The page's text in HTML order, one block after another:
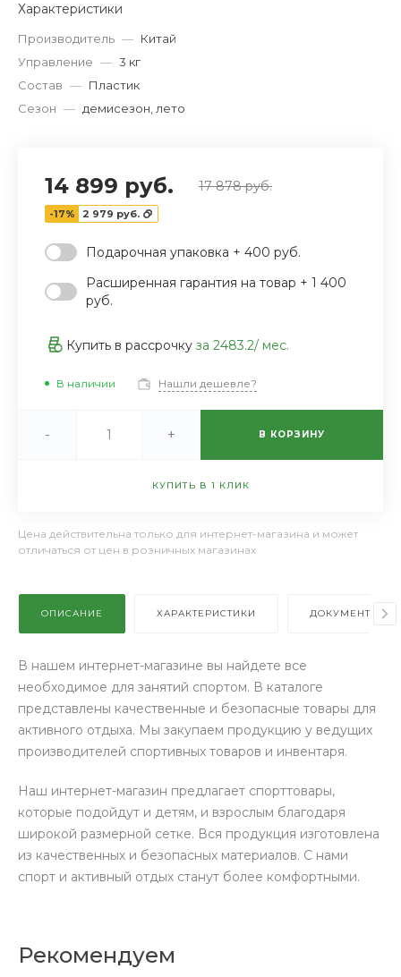
Характеристики
Производитель — Китай
Управление — 3 кг
Состав — Пластик
Сезон — демисезон, лето
14 899 руб. 17 878 руб.
-17% 2 979 руб.
Подарочная упаковка + 400 руб.
Расширенная гарантия на товар + 1 400
руб.
Купить в рассрочку за 2483.2/ мес.
В наличии Нашли дешевле?
- + В КОРЗИНУ
КУПИТЬ В 1 КЛИК
Цена действительна только для интернет-магазина и может
отличаться от цен в розничных магазинах
ОПИСАНИЕ ХАРАКТЕРИСТИКИ ДОКУМЕНТЫ
В нашем интернет-магазине вы найдете все
необходимое для занятий спортом. В каталоге
представлены качественные и безопасные товары для
активного отдыха. Мы закупаем продукцию у ведущих
производителей спортивных товаров и инвентаря.
Наш интернет-магазин предлагает спорттовары,
которые подойдут и детям, и взрослым благодаря
широкой размерной сетке. Вся продукция изготовлена
из качественных и безопасных материалов. С нами
спорт и активный отдых станут более комфортными.
Рекомендуем